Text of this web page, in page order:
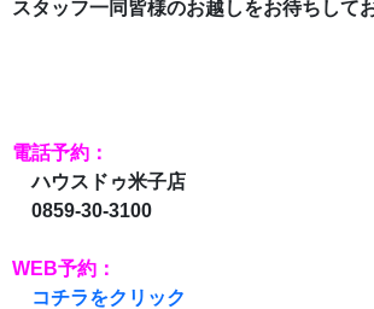
スタッフ一同 皆様のお越しをお待ちして
電話予約：
ハウスドゥ米子店
0859-30-3100
WEB予約：
コチラをクリック